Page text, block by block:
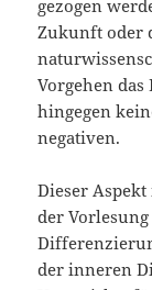
gezogen
Zukunft oder
Vorgehen
hingegen
negativen.
Dieser
der
der inneren